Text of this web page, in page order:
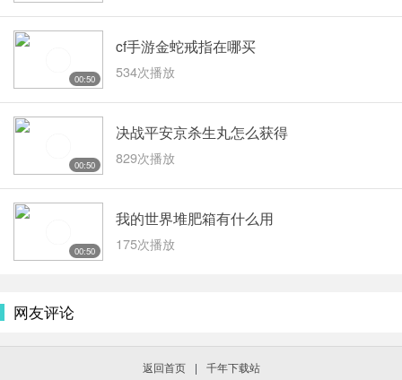
00:50
cf手游金蛇戒指在哪买
534次播放
00:50
决战平安京杀生丸怎么获得
829次播放
00:50
我的世界堆肥箱有什么用
175次播放
网友评论
返回首页 | 千年下载站